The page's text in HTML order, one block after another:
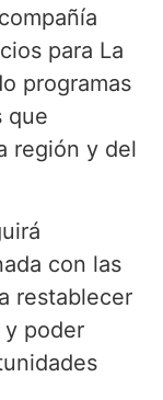
para La
programas
que
región y del
con las
restablecer
y poder